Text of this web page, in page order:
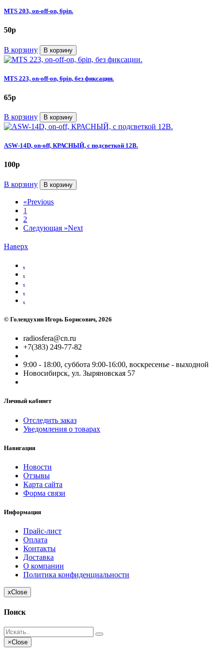
MTS 203, on-off-on, 6pin.
50p
В корзину В корзину
MTS 223, on-off-on, 6pin, без фиксации.
65p
В корзину В корзину
ASW-14D, on-off, КРАСНЫЙ, с подсветкой 12В.
100p
В корзину В корзину
«Previous
1
2
Следующая »Next
Наверх
.
.
.
.
.
© Голендухин Игорь Борисович, 2026
radiosfera@cn.ru
+7(383) 249-77-82
9:00 - 18:00, суббота 9:00-16:00, воскресенье - выходной
Новосибирск, ул. Зыряновская 57
Личный кабинет
Отследить заказ
Уведомления о товарах
Навигация
Новости
Отзывы
Карта сайта
Форма связи
Информация
Прайс-лист
Оплата
Контакты
Доставка
О компании
Политика конфиденциальности
xClose
Поиск
×Close